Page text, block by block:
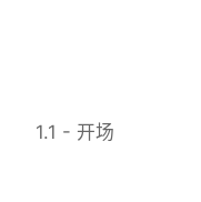
1.1 - 开场